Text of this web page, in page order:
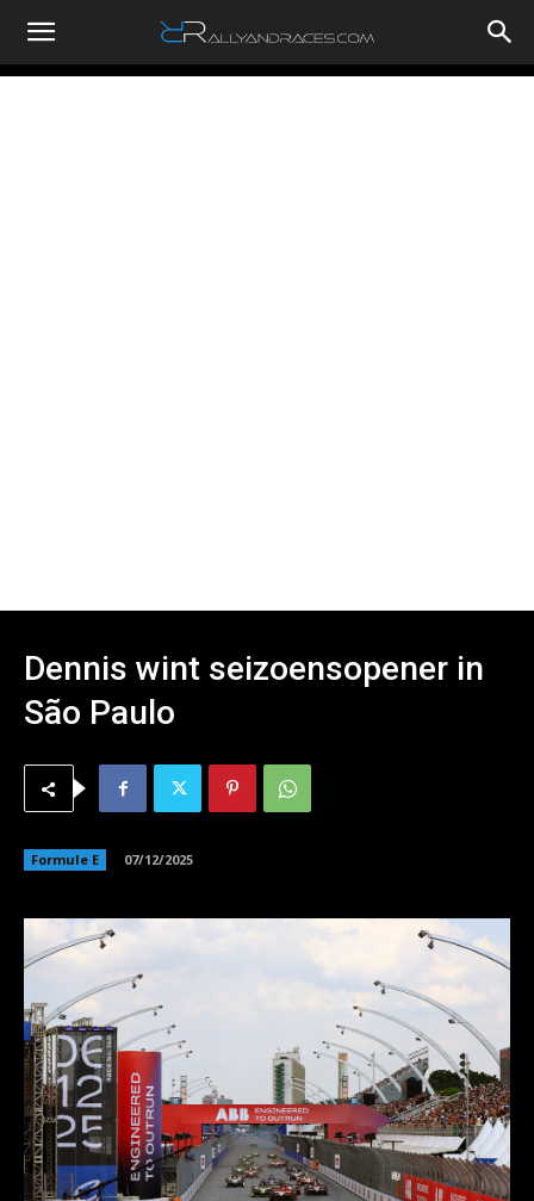
RallyandRaces.com
Dennis wint seizoensopener in
São Paulo
Formule E 07/12/2025